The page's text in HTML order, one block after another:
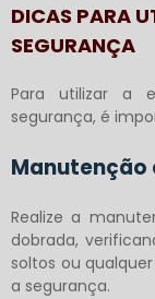
DICAS PARA
SEGURANÇA
Para utilizar a
segurança, é
Manutenção
Realize a
dobrada,
soltos ou
a segurança.